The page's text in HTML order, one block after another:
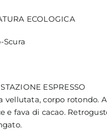
ECOLOGICA
Scura
ESPRESSO
vellutata, corpo rotondo.
e fava di cacao.